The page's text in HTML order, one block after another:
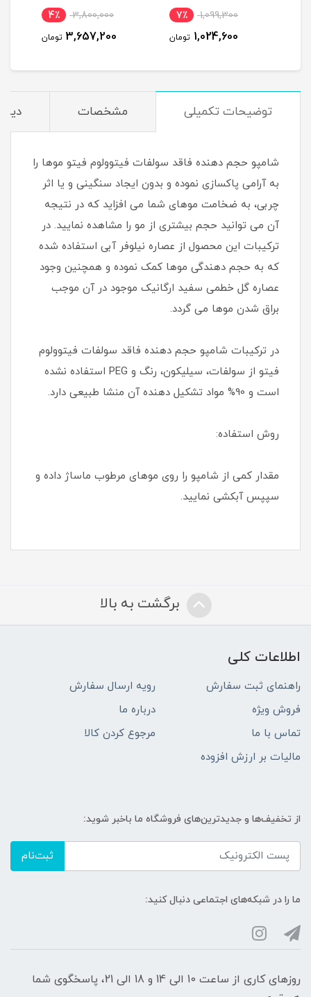
1,099,300 7٪
1,024,600 تومان
3,800,000 4٪
3,657,200 تومان
توضیحات تکمیلی مشخصات
شامپو حجم دهنده فاقد سولفات فیتوولوم فیتو موها را
به آرامی پاکسازی نموده و بدون ایجاد سنگینی و یا اثر
چربی، به ضخامت موهای شما می افزاید که در نتیجه
آن می توانید حجم بیشتری از مو را مشاهده نمایید. در
ترکیبات این محصول از عصاره نیلوفر آبی استفاده شده
که به حجم دهندگی موها کمک نموده و همچنین وجود
عصاره گل خطمی سفید ارگانیک موجود در آن موجب
براق شدن موها می گردد.
در ترکیبات شامپو حجم دهنده فاقد سولفات فیتوولوم
فیتو از سولفات، سیلیکون، رنگ و PEG استفاده نشده
است و 90% مواد تشکیل دهنده آن منشا طبیعی دارد.
روش استفاده:
مقدار کمی از شامپو را روی موهای مرطوب ماساژ داده و
سپپس آبکشی نمایید.
برگشت به بالا
اطلاعات کلی
راهنمای ثبت سفارش
رویه ارسال سفارش
فروش ویژه
درباره ما
تماس با ما
مرجوع کردن کالا
مالیات بر ارزش افزوده
از تخفیف‌ها و جدیدترین‌های فروشگاه ما باخبر شوید:
ثبت‌نام
ما را در شبکه‌های اجتماعی دنبال کنید:
روزهای کاری از ساعت 10 الی 14 و 18 الی 21، پاسخگوی شما